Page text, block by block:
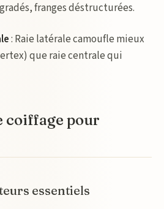
franges déstructurées.
: Raie latérale camoufle mieux
que raie centrale qui
coiffage pour
essentiels